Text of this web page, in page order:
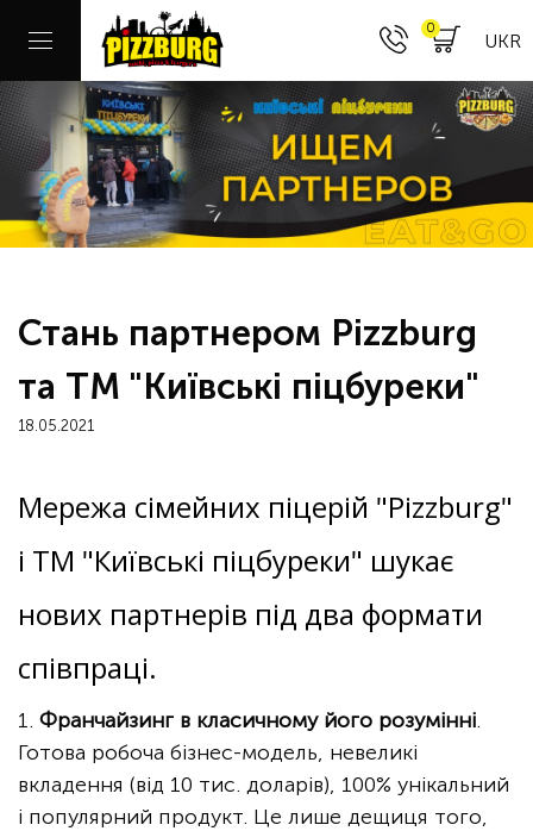
0
UKR
Стань партнером Pizzburg
та ТМ "Київські піцбуреки"
18.05.2021
Мережа сімейних піцерій "Pizzburg"
і ТМ "Київські піцбуреки" шукає
нових партнерів під два формати
співпраці.
1. Франчайзинг в класичному його розумінні.
Готова робоча бізнес-модель, невеликі
вкладення (від 10 тис. доларів), 100% унікальний
і популярний продукт. Це лише дещиця того,